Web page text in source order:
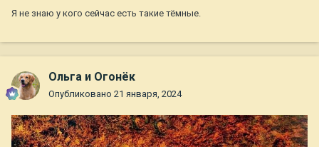
Я не знаю у кого сейчас есть такие тёмные.
Ольга и Огонёк
Опубликовано 21 января, 2024